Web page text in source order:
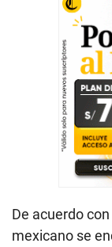
De acuerdo
mexicano se